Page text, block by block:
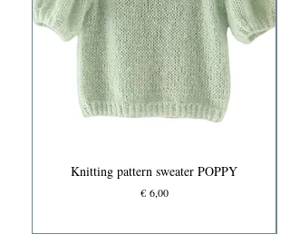
Knitting pattern sweater POPPY
Prijs
€ 6,00